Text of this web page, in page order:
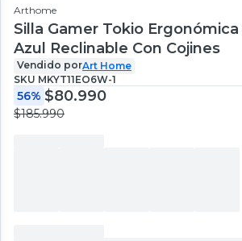
Arthome
Silla Gamer Tokio
Azul Reclinable Con Cojines
Vendido porArt Home
SKU MKYT11EO6W-1
56% $80.990
$185.990